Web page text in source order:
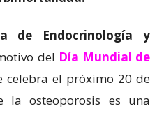
de Endocrinología y
del Día Mundial de
celebra el próximo 20 de
la osteoporosis es una